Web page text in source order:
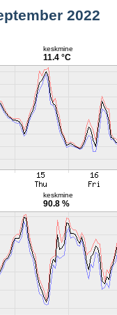
2022
keskmine
11.4 °C
keskmine
90.8 %